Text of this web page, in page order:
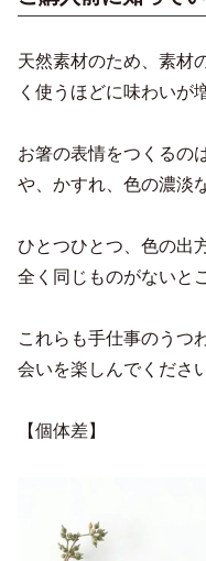
天然素材のため、素材
く使うほどに味わいが
お箸の表情をつくるの
や、かすれ、色の濃淡
ひとつひとつ、色の出
全く同じものがないと
これらも手仕事のうつ
会いを楽しんでくださ
【個体差】